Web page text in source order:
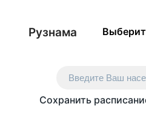
Рузнама
Введите Ваш
Сохранить